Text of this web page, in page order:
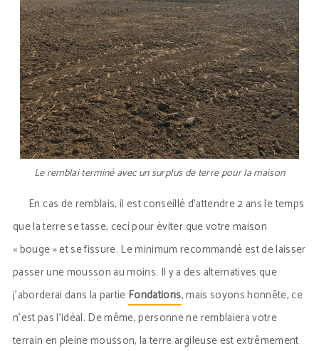
Le remblai terminé avec un surplus de terre pour la maison
En cas de remblais, il est conseillé d’attendre 2 ans le temps
que la terre se tasse, ceci pour éviter que votre maison
« bouge » et se fissure. Le minimum recommandé est de laisser
passer une mousson au moins. Il y a des alternatives que
j’aborderai dans la partie Fondations, mais soyons honnête, ce
n’est pas l’idéal. De même, personne ne remblaiera votre
terrain en pleine mousson, la terre argileuse est extrêmement